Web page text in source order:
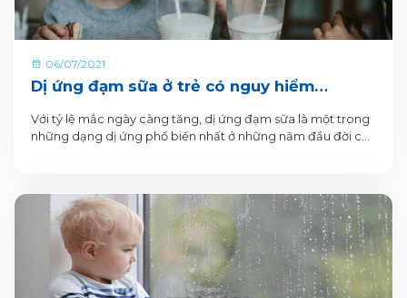
06/07/2021
Dị ứng đạm sữa ở trẻ có nguy hiểm
Với tỷ lệ mắc ngày càng tăng, dị ứng đạm sữa là một trong
những dạng dị ứng phổ biến nhất ở những năm đầu đời của
kịp thời phát hiện và khắc phục cho con.